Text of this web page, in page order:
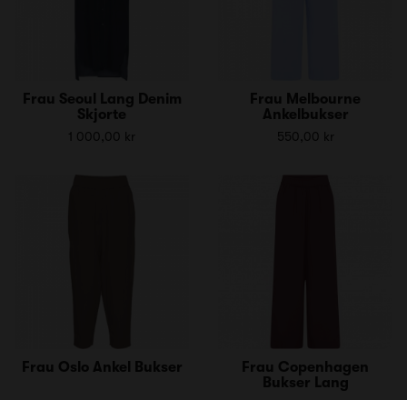
Frau Seoul Lang Denim
Skjorte
1 000,00 kr
Frau Melbourne
Ankelbukser
550,00 kr
Frau Oslo Ankel Bukser
Frau Copenhagen
Bukser Lang